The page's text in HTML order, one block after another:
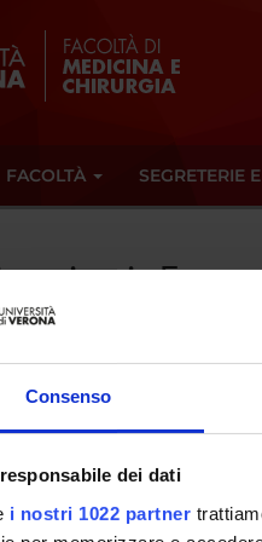
Consenso
dei dati
i nostri 1022 partner
FACOLTÀ SEGRETERIE
-
Non è stato
Tot 0 Seminari